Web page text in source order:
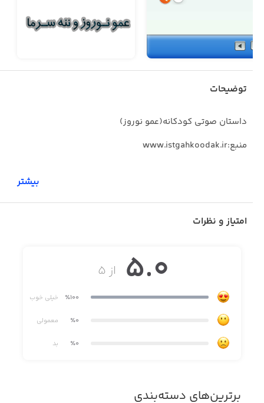
توضیحات
داستان صوتی کودکانه(عمو نوروز)
منبع:www.istgahkoodak.ir
بیشتر
امتیاز و نظرات
از ۵ 5.0
٪100 خیلی خوب
٪0 معمولی
٪0 بد
برترین‌های دسته‌بندی